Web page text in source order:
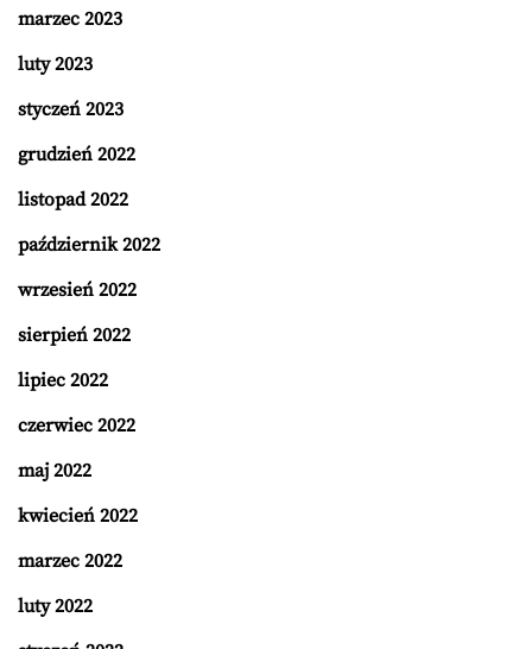
marzec 2023
luty 2023
styczeń 2023
grudzień 2022
listopad 2022
październik 2022
wrzesień 2022
sierpień 2022
lipiec 2022
czerwiec 2022
maj 2022
kwiecień 2022
marzec 2022
luty 2022